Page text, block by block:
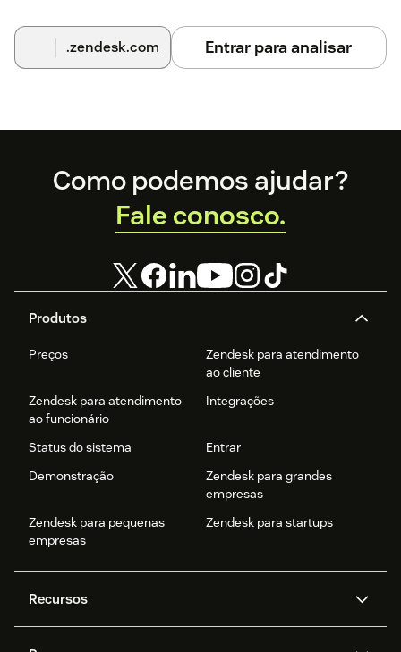
.zendesk.com Entrar para analisar
Footer
Produtos
Preços
Zendesk para atendimento
ao cliente
Zendesk para atendimento
ao funcionário
Integrações
Status do sistema
Entrar
Demonstração
Zendesk para grandes
empresas
Zendesk para pequenas
empresas
Zendesk para startups
Recursos
Como podemos ajudar?
Fale conosco.